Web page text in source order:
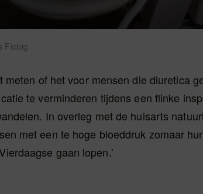
Fiebig
meten of het voor mensen die diuretica
te verminderen tijdens een flinke
In overleg met de huisarts
met een te hoge bloeddruk zomaar
gaan lopen.’